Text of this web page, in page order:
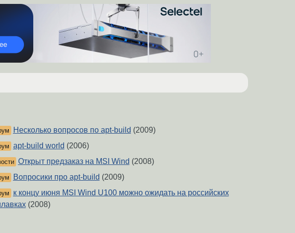
Несколько вопросов по apt-build (2009)
apt-build world (2006)
Открыт предзаказ на MSI Wind (2008)
Вопросики про apt-build (2009)
к концу июня MSI Wind U100 можно ожидать на российских
(2008)